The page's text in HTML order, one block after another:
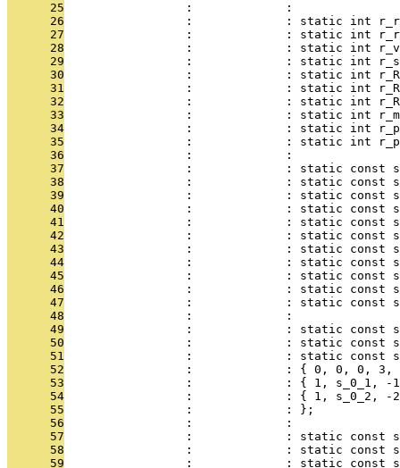
      25
                 :             :
      26
:             : static int
      27
:             : static int
      28
:             : static int
      29
:             : static int
      30
:             : static int
      31
:             : static int
      32
:             : static int
      33
:             : static int
      34
:             : static int
      35
:             : static int
      36
                 :             :
      37
:             : static const
      38
:             : static const
      39
:             : static const
      40
:             : static const
      41
:             : static const
      42
:             : static const
      43
:             : static const
      44
:             : static const
      45
:             : static const
      46
:             : static const
      47
:             : static const
      48
                 :             :
      49
:             : static const
      50
:             : static const
      51
:             : static const
      52
:             : { 0, 0, 0, 3,
      53
:             : { 1, s_0_1, -
      54
:             : { 1, s_0_2, -
      55
                 :             : };
      56
                 :             :
      57
:             : static const
      58
:             : static const
      59
:             : static const